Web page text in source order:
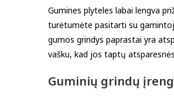
Gumines plyteles labai lengva
turėtumėte pasitarti su
gumos grindys paprastai yra
vašku, kad jos taptų
Guminių grindų